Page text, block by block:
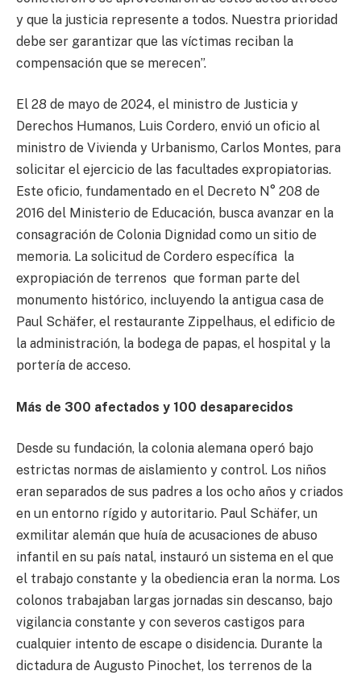
y que la justicia represente a todos. Nuestra prioridad
debe ser garantizar que las víctimas reciban la
compensación que se merecen”.
El 28 de mayo de 2024, el ministro de Justicia y
Derechos Humanos, Luis Cordero, envió un oficio al
ministro de Vivienda y Urbanismo, Carlos Montes, para
solicitar el ejercicio de las facultades expropiatorias.
Este oficio, fundamentado en el Decreto N° 208 de
2016 del Ministerio de Educación, busca avanzar en la
consagración de Colonia Dignidad como un sitio de
memoria. La solicitud de Cordero específica la
expropiación de terrenos que forman parte del
monumento histórico, incluyendo la antigua casa de
Paul Schäfer, el restaurante Zippelhaus, el edificio de
la administración, la bodega de papas, el hospital y la
portería de acceso.
Más de 300 afectados y 100 desaparecidos
Desde su fundación, la colonia alemana operó bajo
estrictas normas de aislamiento y control. Los niños
eran separados de sus padres a los ocho años y criados
en un entorno rígido y autoritario. Paul Schäfer, un
exmilitar alemán que huía de acusaciones de abuso
infantil en su país natal, instauró un sistema en el que
el trabajo constante y la obediencia eran la norma. Los
colonos trabajaban largas jornadas sin descanso, bajo
vigilancia constante y con severos castigos para
cualquier intento de escape o disidencia. Durante la
dictadura de Augusto Pinochet, los terrenos de la